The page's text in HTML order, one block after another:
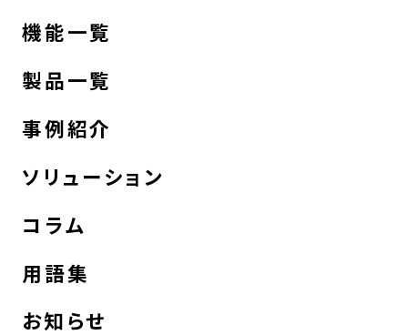
機能一覧
製品一覧
事例紹介
ソリューション
コラム
用語集
お知らせ